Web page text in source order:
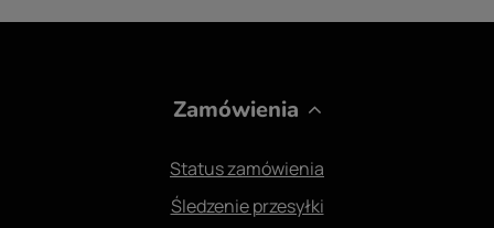
Zamówienia
Status zamówienia
Śledzenie przesyłki